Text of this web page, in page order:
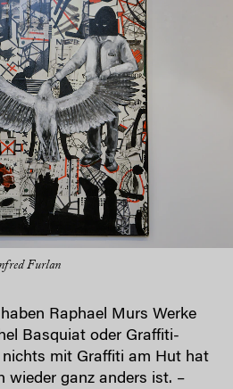
Furlan
Raphael Murs Werke
Basquiat oder Graffiti-
mit Graffiti am Hut hat
wieder ganz anders ist. –